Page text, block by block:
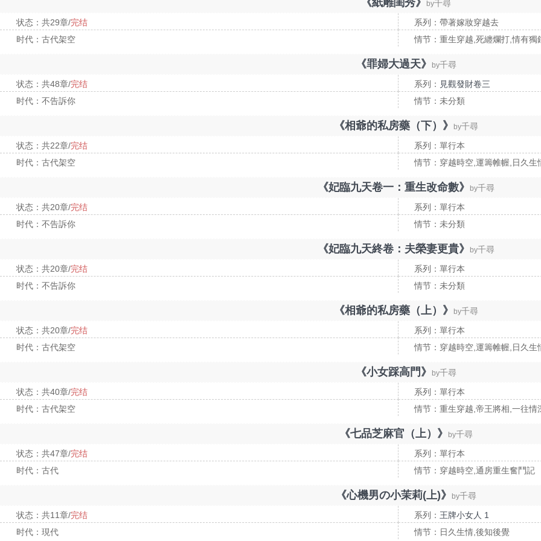
《紙雕閨秀》 by千尋
状态：共29章/完结
系列：帶著嫁妝穿越去
时代：古代架空
情节：重生穿越,死纏爛打,情有獨
《罪婦大過天》 by千尋
状态：共48章/完结 系列： 見觀發財卷三
时代：不告訴你
情节：未分類
《相爺的私房藥（下）》 by千尋
状态：共22章/完结
系列：單行本
时代：古代架空
情节：穿越時空,運籌帷幄,日久生
《妃臨九天卷一：重生改命數》 by千尋
状态：共20章/完结
系列：單行本
时代：不告訴你
情节：未分類
《妃臨九天終卷：夫榮妻更貴》 by千尋
状态：共20章/完结
系列：單行本
时代：不告訴你
情节：未分類
《相爺的私房藥（上）》 by千尋
状态：共20章/完结
系列：單行本
时代：古代架空
情节：穿越時空,運籌帷幄,日久生
《小女踩高門》 by千尋
状态：共40章/完结
系列：單行本
时代：古代架空
情节：重生穿越,帝王將相,一往情
《七品芝麻官（上）》 by千尋
状态：共47章/完结
系列：單行本
时代：古代
情节：穿越時空,通房重生奮鬥記
《心機男の小茉莉(上)》 by千尋
状态：共11章/完结 系列： 王牌小女人 1
时代：現代
情节：日久生情,後知後覺